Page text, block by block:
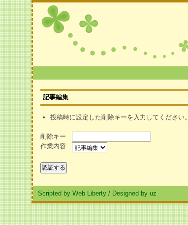
記事編集
投稿時に設定した削除キーを入力してください。
削除キー
作業内容
Scripted by Web Liberty / Designed by uz